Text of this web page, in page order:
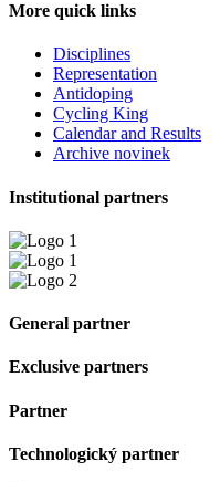
More quick links
Disciplines
Representation
Antidoping
Cycling King
Calendar and Results
Archive novinek
Institutional partners
General partner
Exclusive partners
Partner
Technologický partner